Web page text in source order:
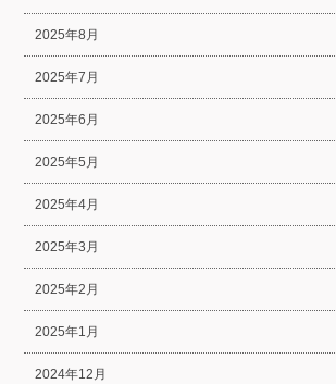
2025年8月
2025年7月
2025年6月
2025年5月
2025年4月
2025年3月
2025年2月
2025年1月
2024年12月